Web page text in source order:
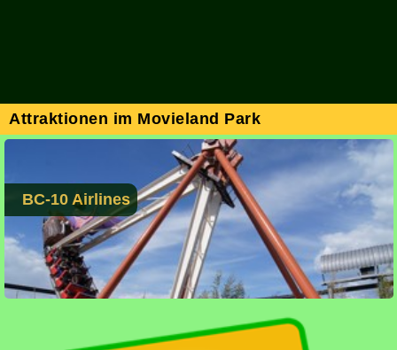
Attraktionen im Movieland Park
BC-10 Airlines